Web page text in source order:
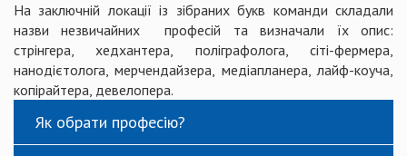
На заключній локації із зібраних букв команди складали
назви незвичайних професій та визначали їх опис:
стрінгера, хедхантера, поліграфолога, сіті-фермера,
нанодієтолога, мерчендайзера, медіапланера, лайф-коуча,
копірайтера, девелопера.
Як обрати професію?